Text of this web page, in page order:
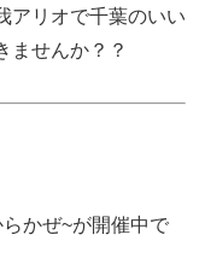
アリオで千葉のいい
ませんか？？
かぜ~が開催中で